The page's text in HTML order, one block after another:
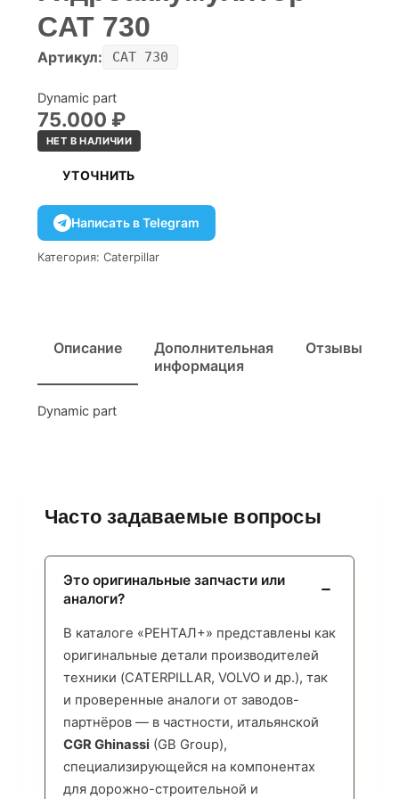
CAT 730
Артикул: CAT 730
Dynamic part
75.000 ₽
НЕТ В НАЛИЧИИ
УТОЧНИТЬ
Написать в Telegram
Категория: Caterpillar
Описание
Дополнительная
информация
Отзывы
Dynamic part
Часто задаваемые вопросы
Это оригинальные запчасти или
аналоги?
В каталоге «РЕНТАЛ+» представлены как
оригинальные детали производителей
техники (CATERPILLAR, VOLVO и др.), так
и проверенные аналоги от заводов-
партнёров — в частности, итальянской
CGR Ghinassi (GB Group),
специализирующейся на компонентах
для дорожно-строительной и